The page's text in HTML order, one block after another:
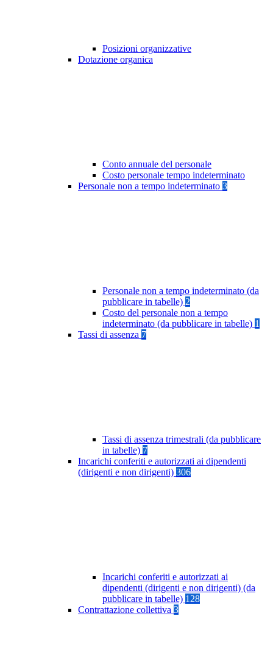
Posizioni organizzative
Dotazione organica
Conto annuale del personale
Costo personale tempo indeterminato
Personale non a tempo indeterminato 3
Personale non a tempo indeterminato (da
pubblicare in tabelle) 2
Costo del personale non a tempo
indeterminato (da pubblicare in tabelle) 1
Tassi di assenza 7
Tassi di assenza trimestrali (da pubblicare
in tabelle) 7
Incarichi conferiti e autorizzati ai dipendenti
(dirigenti e non dirigenti) 306
Incarichi conferiti e autorizzati ai
dipendenti (dirigenti e non dirigenti) (da
pubblicare in tabelle) 128
Contrattazione collettiva 3